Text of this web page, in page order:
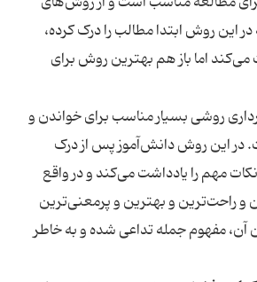
این روش ابتدا مطالب را درک کرده،
اما باز هم بهترین روش برای
روشی بسیار مناسب برای خواندن و
این روش دانش‌آموز پس از درک
مهم را یادداشت می‌کند و در واقع
و راحت‌ترین و بهترین و پرمعنی‌ترین
آن، مفهوم جمله تداعی شده و به خاطر